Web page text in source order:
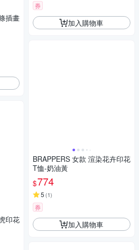
插畫
印花
券
加入購物車
BRAPPERS 女款 渲染花卉印花
T恤-奶油黃
$774
5 (1)
券
加入購物車